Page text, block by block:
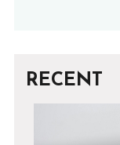
RECENT